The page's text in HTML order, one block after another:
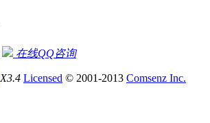
在线QQ咨询
X3.4 Licensed © 2001-2013 Comsenz Inc.